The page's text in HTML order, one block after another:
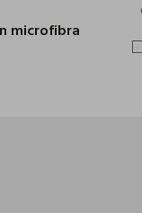
microfibra